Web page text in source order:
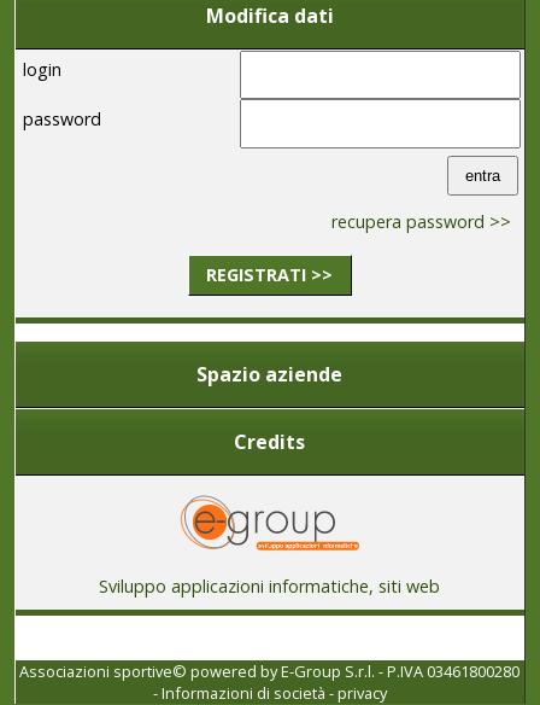
Modifica dati
login
password
recupera password >>
REGISTRATI >>
Spazio aziende
Credits
Sviluppo applicazioni informatiche, siti web
Associazioni sportive© powered byE-Group S.r.l. - P.IVA 03461800280
-Informazioni di società -privacy